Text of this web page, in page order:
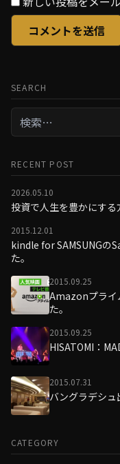
SEARCH
検
索:
RECENT POST
2026.05.10
投資で人生を豊かにする
2015.12.01
kindle for SAMSUNGの
た。
2015.09.25
Amazonプライ
た。
2015.09.25
HISATOMI：
2015.07.31
バングラデシ
CATEGORY